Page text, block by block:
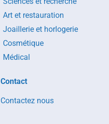
Art et restauration
Joaillerie et horlogerie
Cosmétique
Médical
Contact
Contactez nous